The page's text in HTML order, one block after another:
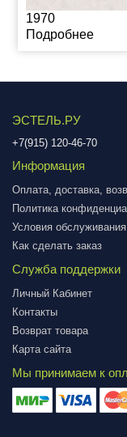
1970
Подробнее
ЭСТЕЛЬ.РУ
+7(915) 120-46-70
Информация
Оплата, доставка,
Политика
Условия обслуживания
Как сделать заказ
Служба поддержки
Личный Кабинет
Контакты
Возврат товара
Карта сайта
Мы принимаем к